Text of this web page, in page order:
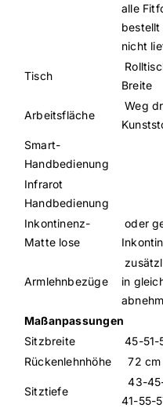
alle
nicht
Tisch
Breite
Arbeitsfläche
Weg
Smart-
Handbedienung
Infrarot
Handbedienung
Inkontinenz-
Matte lose
oder
Armlehnbezüge
in
Maßanpassungen
Sitzbreite
45-
Rückenlehnhöhe
72
Sitztiefe
43-
41-55-